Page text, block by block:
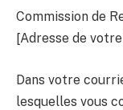
Commission de
[Adresse de
Dans votre
lesquelles vous